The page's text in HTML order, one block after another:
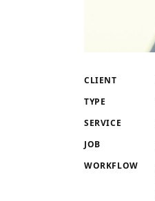
CLIENT
TYPE
SERVICE
JOB
WORKFLOW